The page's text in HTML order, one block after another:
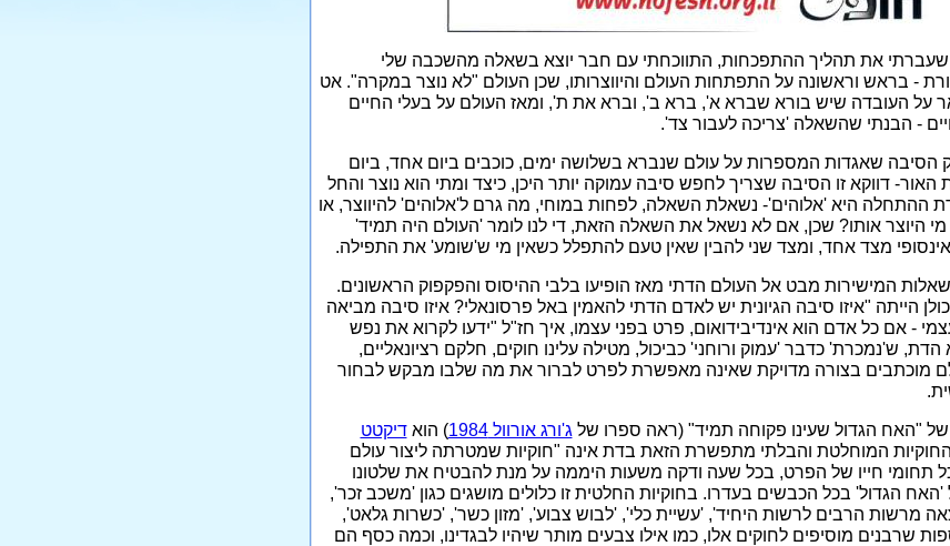
שעברתי את תהליך ההתפכחות, התווכחתי עם חבר יוצא בשאלה מהשכבה שלי
- בראש וראשונה על התפתחות העולם והיווצרותו, שכן העולם "לא נוצר במקרה". אט
על העובדה שיש בורא שברא א', ברא ב', וברא את ת', ומאז העולם על בעלי החיים
- הבנתי שהשאלה 'צריכה לעבור צד'.
הסיבה שאגדות המספרות על עולם שנברא בשלושה ימים, כוכבים ביום אחד, ביום
דווקא זו הסיבה שצריך לחפש סיבה עמוקה יותר היכן, כיצד ומתי הוא נוצר והחל
ההתחלה היא 'אלוהים'- נשאלת השאלה, לפחות במוחי, מה גרם ל'אלוהים' להיווצר, או
מי היוצר אותו? שכן, אם לא נשאל את השאלה הזאת, די לנו לומר 'העולם היה תמיד'
אינסופי מצד אחד, ומצד שני להבין שאין טעם להתפלל כשאין מי ש'שומע' את התפילה.
המישירות מבט אל העולם הדתי מאז הופיעו בלבי ההיסוס והפקפוק הראשונים.
הייתה "איזו סיבה הגיונית יש לאדם הדתי להאמין באל פרסונאלי? איזו סיבה מביאה
- אם כל אדם הוא אינדיבידואום, פרט בפני עצמו, איך חז"ל "ידעו לקרוא את נפש
הדת, ש'נמכרת' כדבר 'עמוק ורוחני' כביכול, מטילה עלינו חוקים, חלקם רציונאליים,
מוכתבים בצורה מדויקת שאינה מאפשרת לפרט לברור את מה שלבו מבקש לבחור
"האח הגדול שעינו פקוחה תמיד" (ראה ספרו של ג'ורג אורוול 1984 ) הואדיקטט
המוחלטת והבלתי מתפשרת הזאת בדת אינה "חוקיות שמטרתה ליצור עולם
תחומי חייו של הפרט, בכל שעה ודקה משעות היממה על מנת להבטיח את שלטונו
הגדול' בכל הכבשים בעדרו. בחוקיות החלטית זו כלולים מושגים כגון 'משכב זכר',
מרשות הרבים לרשות היחיד', 'עשיית כלי', 'לבוש צבוע', 'מזון כשר', 'כשרות גלאט',
שרבנים מוסיפים לחוקים אלו, כמו אילו צבעים מותר שיהיו לבגדינו, וכמה כסף הם